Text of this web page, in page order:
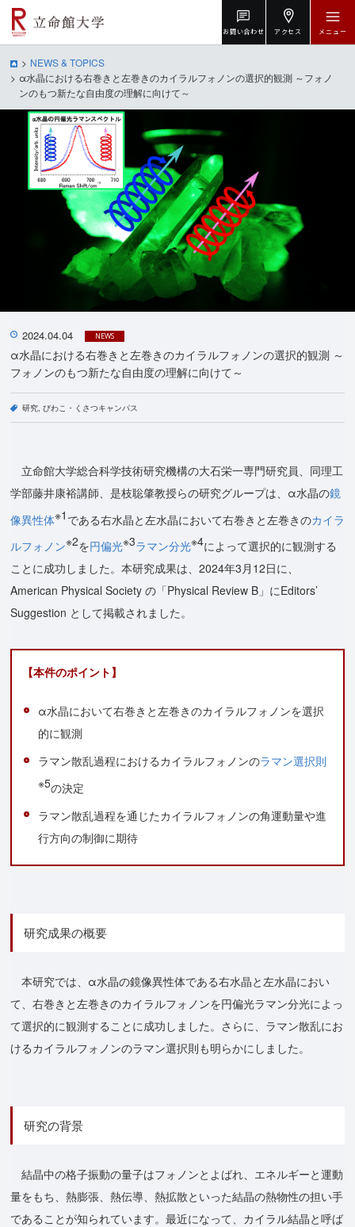
お問い合わせ アクセス メニュー
NEWS & TOPICS
α水晶における右巻きと左巻きのカイラルフォノンの選択的観測 ～フォノ
ンのもつ新たな自由度の理解に向けて～
2024.04.04 NEWS
α水晶における右巻きと左巻きのカイラルフォノンの選択的観測 ～
フォノンのもつ新たな自由度の理解に向けて～
研究 びわこ・くさつキャンパス
立命館大学総合科学技術研究機構の大石栄一専門研究員、同理工
学部藤井康裕講師、是枝聡肇教授らの研究グループは、α水晶の鏡
像異性体※1 である右水晶と左水晶において右巻きと左巻きのカイラ
ルフォノン※2を円偏光※3ラマン分光※4によって選択的に観測する
ことに成功しました。本研究成果は、2024年3月12日に、
American Physical Society の「Physical Review B」にEditors’
Suggestion として掲載されました。
【本件のポイント】
α水晶において右巻きと左巻きのカイラルフォノンを選択
的に観測
ラマン散乱過程におけるカイラルフォノンのラマン選択則
※5の決定
ラマン散乱過程を通じたカイラルフォノンの角運動量や進
行方向の制御に期待
研究成果の概要
本研究では、α水晶の鏡像異性体である右水晶と左水晶におい
て、右巻きと左巻きのカイラルフォノンを円偏光ラマン分光によっ
て選択的に観測することに成功しました。さらに、ラマン散乱にお
けるカイラルフォノンのラマン選択則も明らかにしました。
研究の背景
結晶中の格子振動の量子はフォノンとよばれ、エネルギーと運動
量をもち、熱膨張、熱伝導、熱拡散といった結晶の熱物性の担い手
であることが知られています。最近になって、カイラル結晶と呼ば